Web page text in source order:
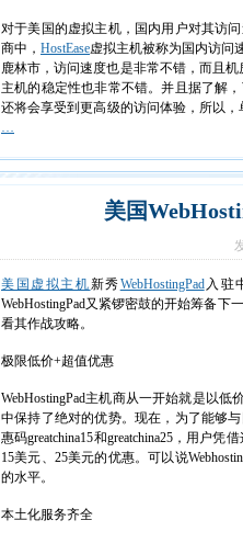
对于美国的虚拟主机，国内用户对其访
商中， HostEase虚拟主机被称为国内访问
鹿林市，访问速度也是非常不错，而且
主机的稳定性也非常不错。并且据了解
还将会享受到更高级的访问体验，所以，
…
美国
美国虚拟主机新秀WebHostingPad入驻
WebHostingPad又紧锣密鼓的开始筹备下
看其作战攻略。
极限低价+超值优惠
WebHostingPad主机商从一开始就是以
中保持了绝对的优势。现在，为了能够
惠码greatchina15和greatchina25，用户凭
15美元、25美元的优惠。可以说
的水平。
本土化服务齐全